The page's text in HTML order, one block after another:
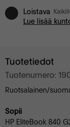
Loistava
Lue lisää
Tuotetiedot
Tuotenumero:
Ruotsalainen/
Sopii
HP EliteBook 840